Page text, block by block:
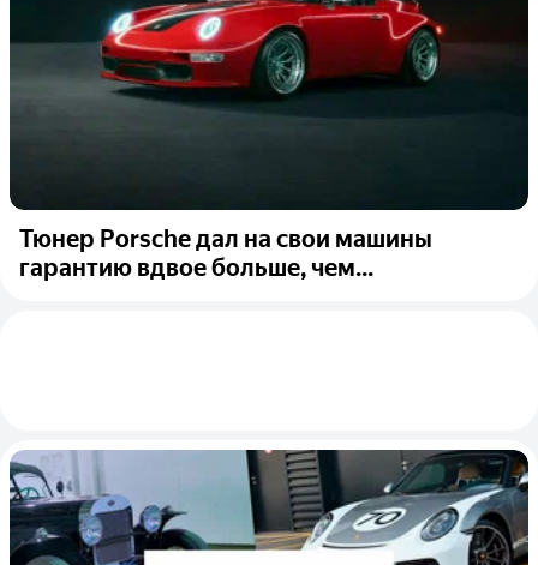
Тюнер Porsche дал на свои машины
гарантию вдвое больше, чем...